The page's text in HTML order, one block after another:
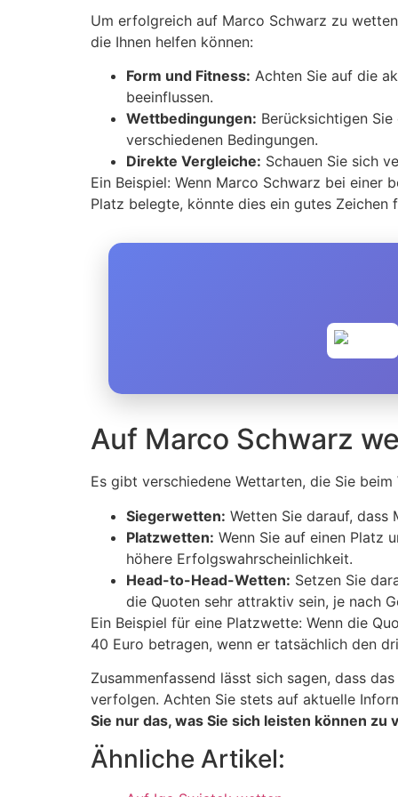
Um erfolgreich auf Marco Schwarz zu
die Ihnen helfen können:
Form und Fitness: Achten Sie auf die
beeinflussen.
Wettbedingungen: Berücksichtigen
verschiedenen Bedingungen.
Direkte Vergleiche: Schauen Sie sich
Ein Beispiel: Wenn Marco Schwarz bei
Platz belegte, könnte dies ein gutes Zeichen
Auf Marco Schwarz
Es gibt verschiedene Wettarten, die Sie
Siegerwetten: Wetten Sie darauf, dass
Platzwetten: Wenn Sie auf einen Platz
höhere Erfolgswahrscheinlichkeit.
Head-to-Head-Wetten: Setzen Sie
die Quoten sehr attraktiv sein, je nach
Ein Beispiel für eine Platzwette: Wenn die
40 Euro betragen, wenn er tatsächlich den
Zusammenfassend lässt sich sagen, dass
verfolgen. Achten Sie stets auf aktuelle
Sie nur das, was Sie sich leisten können zu
Ähnliche Artikel: